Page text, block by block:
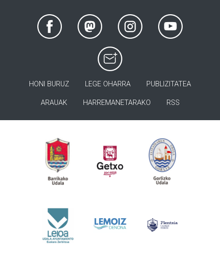
HONI BURUZ LEGE OHARRA PUBLIZITATEA
ARAUAK HARREMANETARAKO RSS